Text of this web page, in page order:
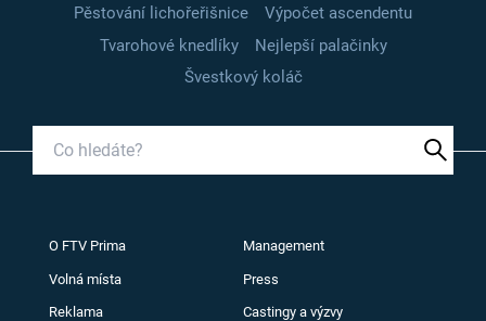
Pěstování lichořeřišnice
Výpočet ascendentu
Tvarohové knedlíky
Nejlepší palačinky
Švestkový koláč
O FTV Prima Management
Volná místa Press
Reklama Castingy a výzvy